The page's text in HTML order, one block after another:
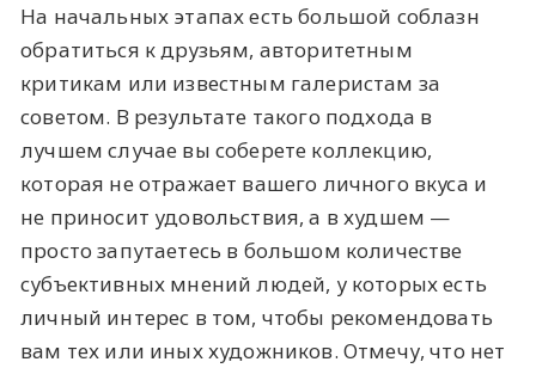
На начальных этапах есть большой соблазн
обратиться к друзьям, авторитетным
критикам или известным галеристам за
советом. В результате такого подхода в
лучшем случае вы соберете коллекцию,
которая не отражает вашего личного вкуса и
не приносит удовольствия, а в худшем —
просто запутаетесь в большом количестве
субъективных мнений людей, у которых есть
личный интерес в том, чтобы рекомендовать
вам тех или иных художников. Отмечу, что нет